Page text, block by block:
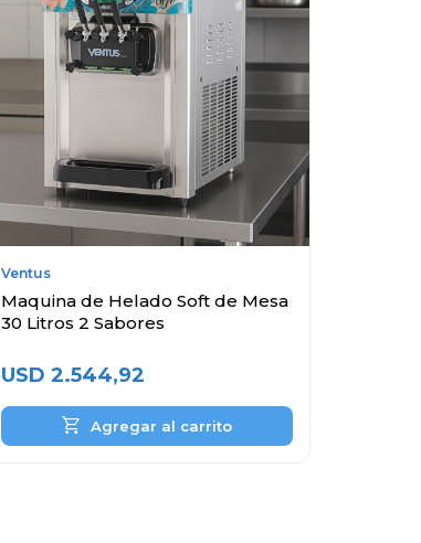
Ventus
Maquina de Helado Soft de Mesa
30 Litros 2 Sabores
USD 2.544,92